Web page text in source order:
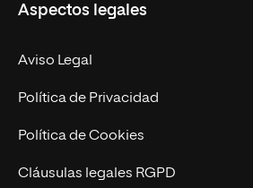
Doctorados
Experto Universitario
Postgrados
Cursos Universitarios
Facultades
Nuestro Equipo
Trabaja en UNIR
Actualidad
UNIR Revista
Aspectos legales
Aviso Legal
Política de Privacidad
Política de Cookies
Cláusulas legales RGPD